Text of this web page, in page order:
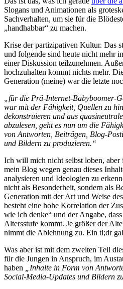
Slogans und Animationen als
Sachverhalten, um sie für die
„handhabbar“ zu machen.
Krise der partizipativen Kultur. Das
und folgende sind heute nicht mehr
einer Diskussion teilzunehmen.
hochzuhalten kommt nichts mehr.
Generation (meine) war die letzte
„für die Prä-Internet-Babyboomer-
war mit der Fähigkeit, Quellen zu
dekonstruieren und aus
abzulesen, geht es nun um die
von Antworten, Beiträgen, Blog-
und Bildern zu produzieren.“
Ich will mich nicht selbst loben,
mein Blog wegen genau dieses
analysieren und Ideologien zu
nicht als Besonderheit, sondern als
Generation mit der Art und Weise
besteht eine hohe Korrelation der
wie ich denke“ und der Angabe,
Altersstufe kommt. Je größer der
nimmt die Ablehnung zu. Ein tl;dr
Was aber ist mit dem zweiten Teil
für die Jungen in Anspruch, im
haben „Inhalte in Form von
Social-Media-Updates und Bildern